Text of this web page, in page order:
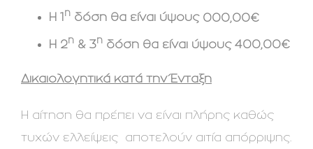
Η 1 η δόση θα είναι ύψους 000,00€
Η 2η & 3η δόση θα είναι ύψους 400,00€
Δικαιολογητικά κατά την Ένταξη
Η αίτηση θα πρέπει να είναι πλήρης καθώς
τυχών ελλείψεις αποτελούν αιτία απόρριψης.